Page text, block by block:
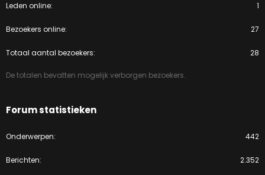
Leden online 1
Bezoekers online 27
Totaal aantal bezoekers 28
De totalen bevatten mogelijk verborgen bezoekers.
Forum statistieken
Onderwerpen 442
Berichten 2.352